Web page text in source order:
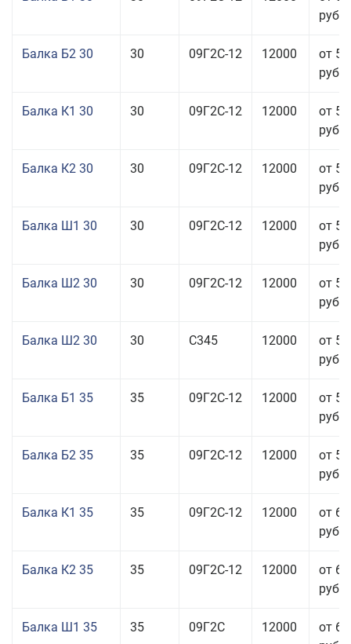
руб.
Балка Б2 30 30 09Г2С-12 12000
от
руб.
Балка К1 30 30 09Г2С-12 12000
от
руб.
Балка К2 30 30 09Г2С-12 12000
от
руб.
Балка Ш1 30 30 09Г2С-12 12000
от
руб.
Балка Ш2 30 30 09Г2С-12 12000
от
руб.
Балка Ш2 30 30 С345 12000
от
руб.
Балка Б1 35 35 09Г2С-12 12000
от
руб.
Балка Б2 35 35 09Г2С-12 12000
от
руб.
Балка К1 35 35 09Г2С-12 12000
от
руб.
Балка К2 35 35 09Г2С-12 12000
от
руб.
Балка Ш1 35 35 09Г2С 12000
от